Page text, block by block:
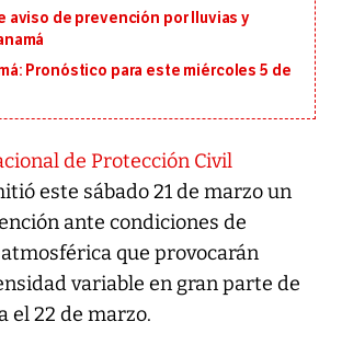
aviso de prevención por lluvias y
Pronóstico para este miércoles 5 de
de Protección Civil
este sábado 21 de marzo un
ante condiciones de
que provocarán
variable en gran parte de
el 22 de marzo.